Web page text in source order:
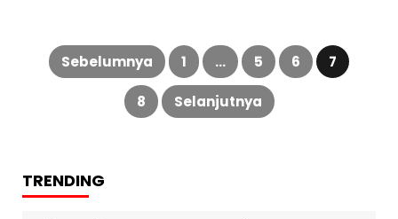
Paginasi
posSebelumnya 1 … 5 6 7
8 Selanjutnya
TRENDING